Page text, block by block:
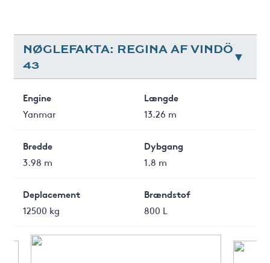
NØGLEFAKTA: REGINA AF VINDÖ
43
Engine
Yanmar
Længde
13.26 m
Bredde
3.98 m
Dybgang
1.8 m
Deplacement
12500 kg
Brændstof
800 L